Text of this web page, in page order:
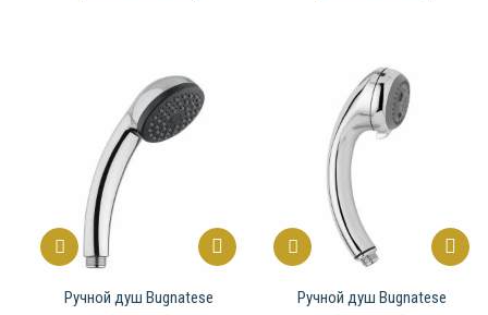
Ручной душ Bugnatese Ручной душ Bugnatese